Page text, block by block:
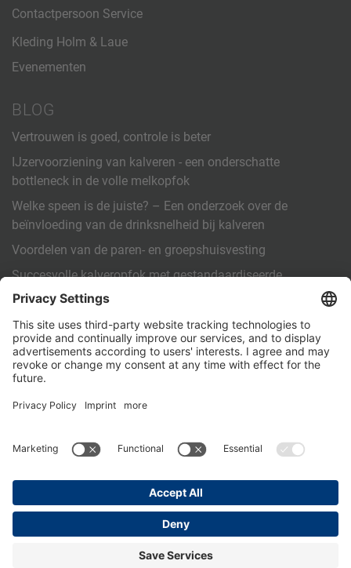
Contactpersoon Service
Kleding Holm & Laue
Evenementen
BLOG
Vertrouwen is goed, controle is beter
IJzervoorziening van kalveren - een onderschatte
bottleneck in de volle melkopfok
Welke speen is de juiste? – Een onderzoek over de
beïnvloeding van de drinksnelheid bij kalveren
Voordelen van de paren- en groepshuisvesting
Succesvolle kalveropfok met gestandaardiseerde
arbeidsinstructies (SOP)
OVERIGE
Contact
PartnerPortal
Impressum